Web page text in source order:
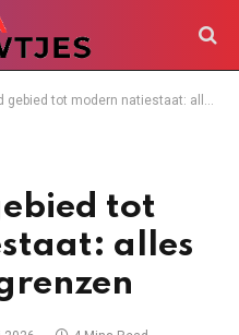
tot modern natiestaat: alles over land en grenzen
tot
alles